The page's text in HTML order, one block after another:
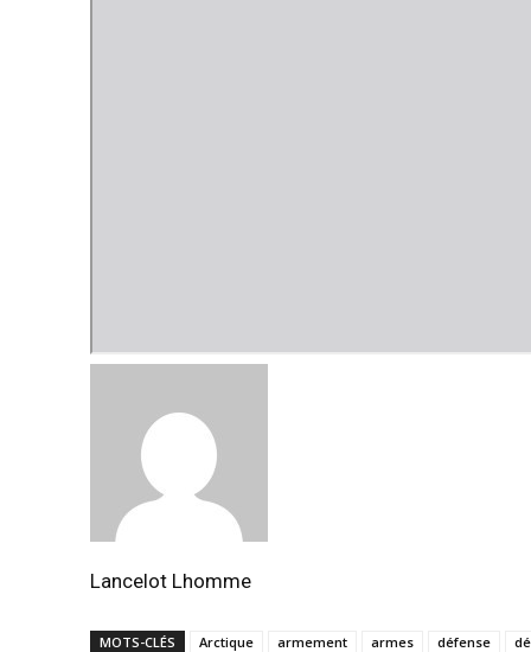
Lancelot Lhomme
MOTS-CLÉS Arctique armement armes défense